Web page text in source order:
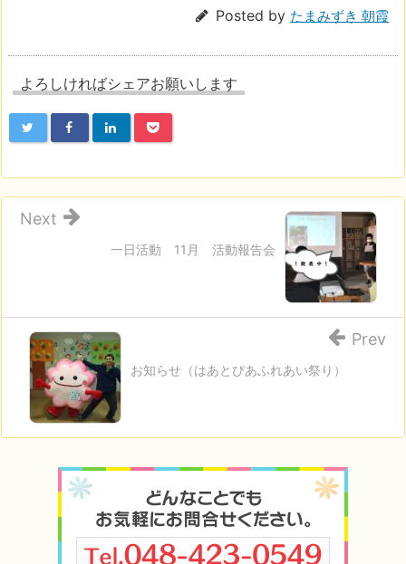
Posted by たまみずき 朝霞
よろしければシェアお願いします
一日活動 11月 活動報告会
Next
お知らせ（はあとぴあふれあい祭り）
Prev